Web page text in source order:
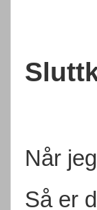
Når
Så er